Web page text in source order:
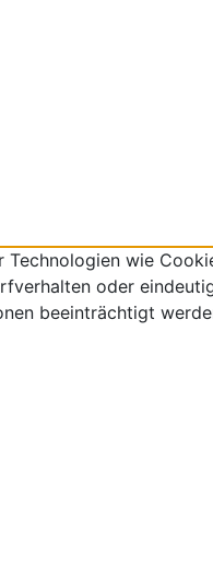
wie
oder
beeinträchtigt